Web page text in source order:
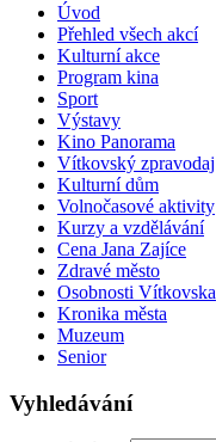
Úvod
Přehled všech akcí
Kulturní akce
Program kina
Sport
Výstavy
Kino Panorama
Vítkovský zpravodaj
Kulturní dům
Volnočasové aktivity
Kurzy a vzdělávání
Cena Jana Zajíce
Zdravé město
Osobnosti Vítkovska
Kronika města
Muzeum
Senior
Vyhledávání